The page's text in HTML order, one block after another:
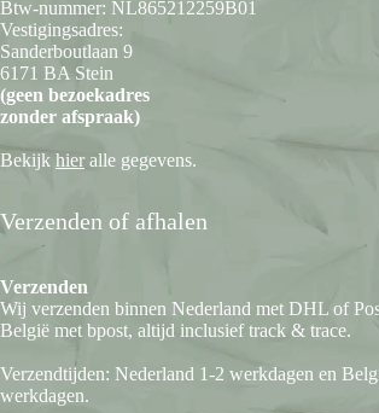
Btw-nummer: NL865212259B01
Vestigingsadres:
Sanderboutlaan 9
6171 BA Stein
(geen bezoekadres
zonder afspraak)
Bekijk hier alle gegevens.
Verzenden of afhalen
Verzenden
Wij verzenden binnen Nederland met DHL of
België met bpost, altijd inclusief track & trace.
Verzendtijden: Nederland 1-2 werkdagen en
werkdagen.